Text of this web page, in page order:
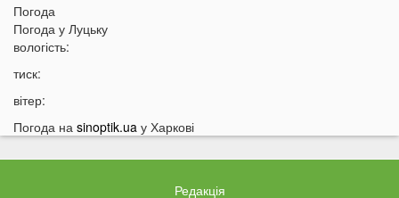
19:49
суботу та неділю
рибу
18:28
Українці можуть вивести гроші з мобільного рахунку
Погода
Погода у Луцьку
вологість:
тиск:
вітер:
Погода на sinoptik.ua у Харкові
Редакція